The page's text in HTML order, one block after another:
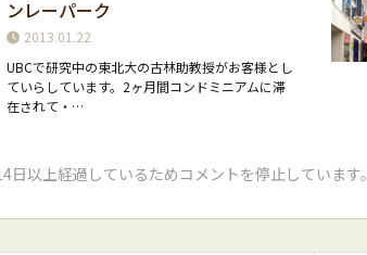
ンレーパーク
2013.01.22
UBCで研究中の東北大の古林助教授がお客様とし
ていらしています。2ヶ月間コンドミニアムに滞
在されて・…
日以上経過しているためコメントを停止しています。